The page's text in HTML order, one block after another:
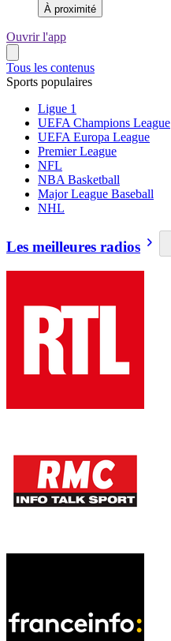
À proximité
Ouvrir l'app
Tous les contenus
Sports populaires
Ligue 1
UEFA Champions League
UEFA Europa League
Premier League
NFL
NBA Basketball
Major League Baseball
NHL
Les meilleures radios